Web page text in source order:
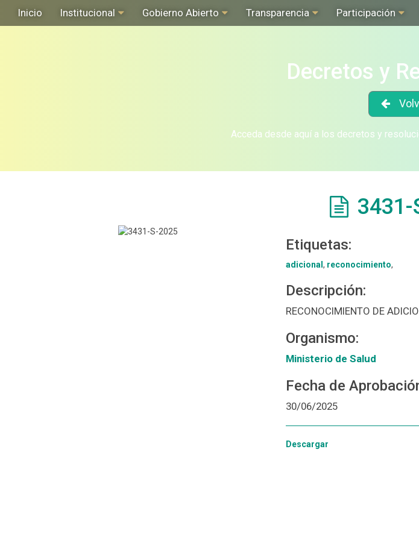
Inicio Institucional Gobierno Abierto Transparencia Participación
Decretos y
Acceda desde aquí a los decretos y
3431-
Etiquetas:
adicional , reconocimiento,
Descripción:
RECONOCIMIENTO DE
Organismo:
Ministerio de Salud
Fecha de
30/06/2025
Descargar